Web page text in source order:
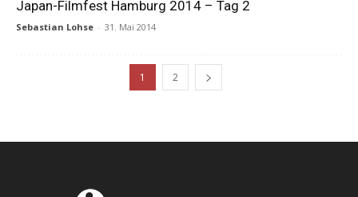
Japan-Filmfest Hamburg 2014 – Tag 2
Sebastian Lohse - 31. Mai 2014
1 2